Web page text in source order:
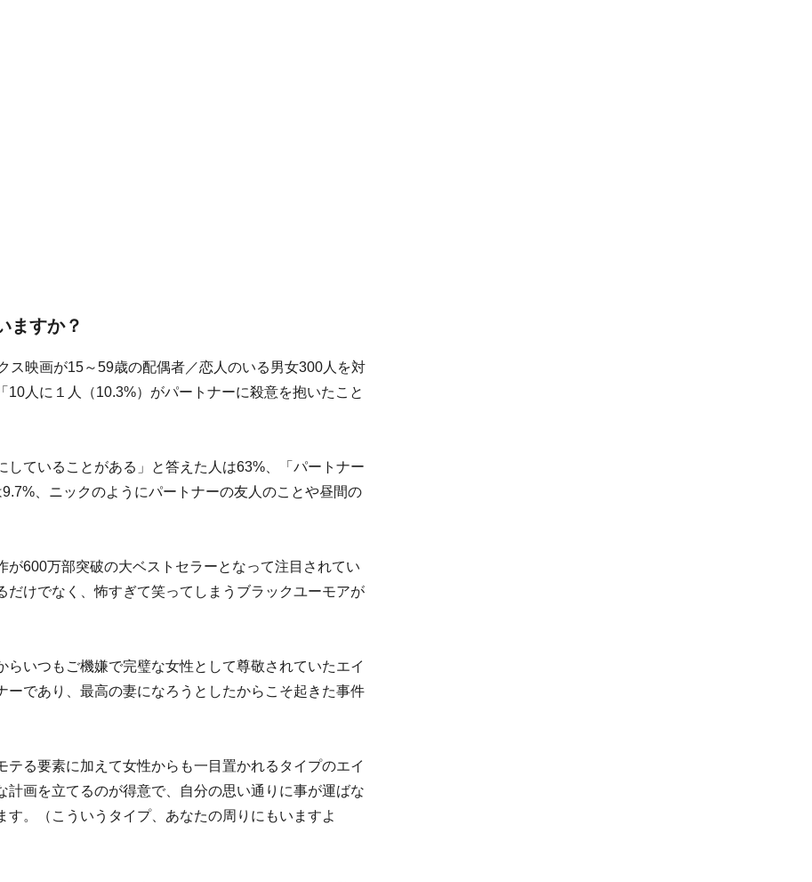
ますか？
ス映画が15～59歳の配偶者／恋人のいる男女300人を対
人に１人（10.3%）がパートナーに殺意を抱いたこと
ていることがある」と答えた人は63%、「パートナー
、ニックのようにパートナーの友人のことや昼間の
600万部突破の大ベストセラーとなって注目されてい
だけでなく、怖すぎて笑ってしまうブラックユーモアが
いつもご機嫌で完璧な女性として尊敬されていたエイ
ーであり、最高の妻になろうとしたからこそ起きた事件
る要素に加えて女性からも一目置かれるタイプのエイ
計画を立てるのが得意で、自分の思い通りに事が運ばな
。（こういうタイプ、あなたの周りにもいますよ